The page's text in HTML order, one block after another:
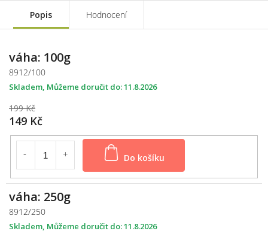
Popis Hodnocení
váha: 100g
8912/100
199 Kč
149 Kč
Do košíku
Skladem 11.8.2026
váha: 250g
8912/250
Skladem 11.8.2026